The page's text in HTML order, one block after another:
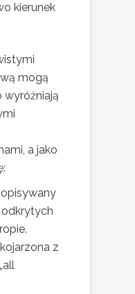
kierunek
mogą
wyróżniają
a jako
odkrytych
z